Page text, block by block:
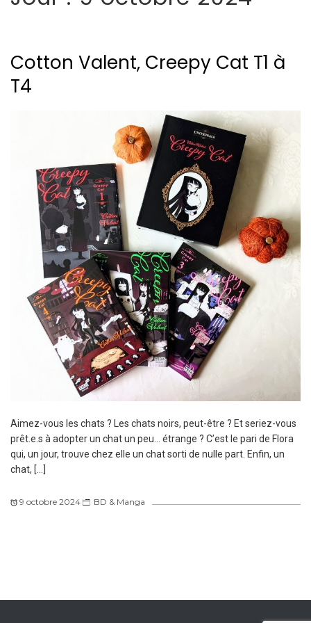
Cotton Valent, Creepy Cat T1 à
T4
Aimez-vous les chats ? Les chats noirs, peut-être ? Et seriez-vous
prêt.e.s à adopter un chat un peu… étrange ? C’est le pari de Flora
qui, un jour, trouve chez elle un chat sorti de nulle part. Enfin, un
chat, […]
9 octobre 2024 BD & Manga